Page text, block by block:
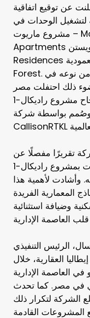
عن توقيع اتفاقية
لتشغيل الوحدات في
مشروع ماريوت – Marriott Executive
Apartments ومشروع ويستن -Westin
Residences في مشروع الغابة العمودية Vertical
Forest. حيث يعتبر هذا المشروع الأول من نوعه في
ذلك احتفلت مصر
إيطاليا بنجاح مشروع راديكال-1 Radical-1 في
وصُمم بواسطة شركة
تقريرًا مفصلًا عن
أرقام المبيعات بمشروع راديكال-1 Radical-1 والذي
وأشادت لأهمية هذا
المعمارية الفريدة
وضيافة استثنائية
الرئيس التنفيذي
العقارية، خلال
العاصمة الإدارية
في مصر. كما تحدث
راديكال 1 وتطلع الشركة لتكرار ذلك